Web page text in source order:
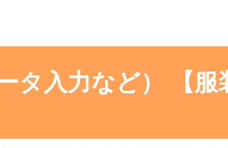
タ入力など） 【